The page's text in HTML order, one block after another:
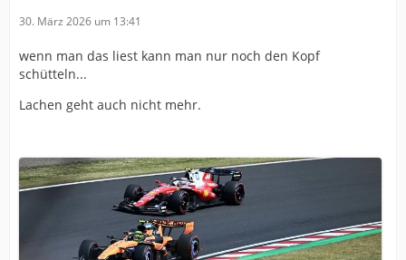
30. März 2026 um 13:41
wenn man das liest kann man nur noch den Kopf
schütteln...
Lachen geht auch nicht mehr.